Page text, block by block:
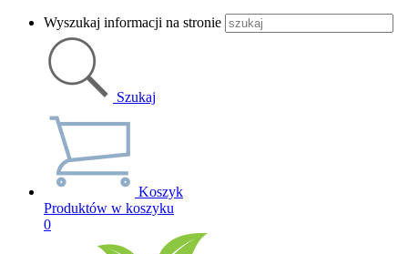
Wyszukaj informacji na stronie
Szukaj
Koszyk
Produktów w koszyku
0